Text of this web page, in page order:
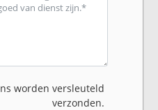
worden versleuteld
verzonden.